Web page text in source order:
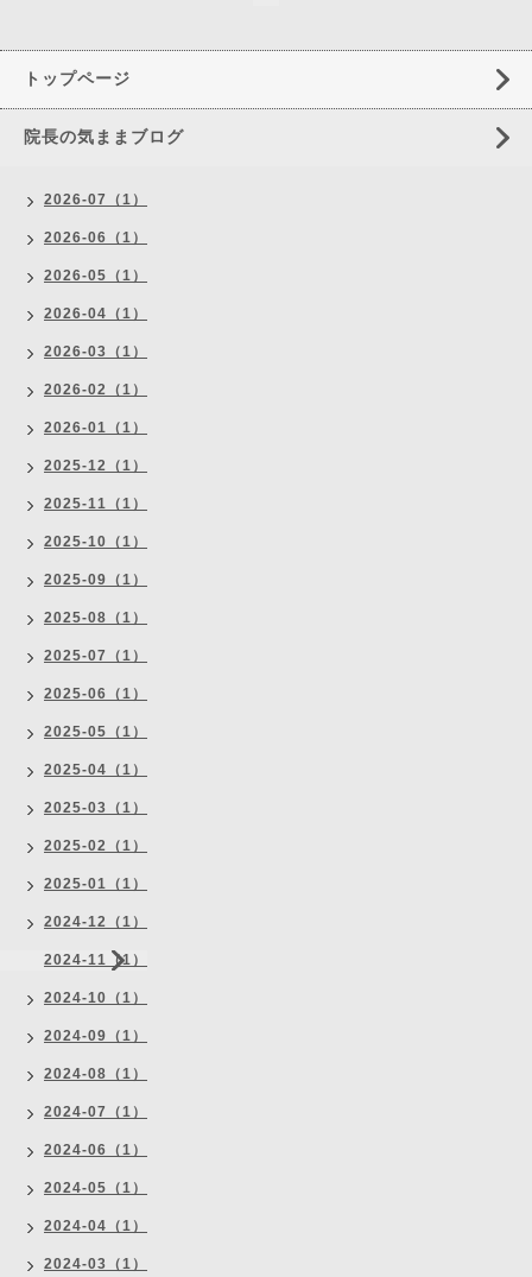
トップページ
院長の気ままブログ
2026-07（1）
2026-06（1）
2026-05（1）
2026-04（1）
2026-03（1）
2026-02（1）
2026-01（1）
2025-12（1）
2025-11（1）
2025-10（1）
2025-09（1）
2025-08（1）
2025-07（1）
2025-06（1）
2025-05（1）
2025-04（1）
2025-03（1）
2025-02（1）
2025-01（1）
2024-12（1）
2024-11（1）
2024-10（1）
2024-09（1）
2024-08（1）
2024-07（1）
2024-06（1）
2024-05（1）
2024-04（1）
2024-03（1）